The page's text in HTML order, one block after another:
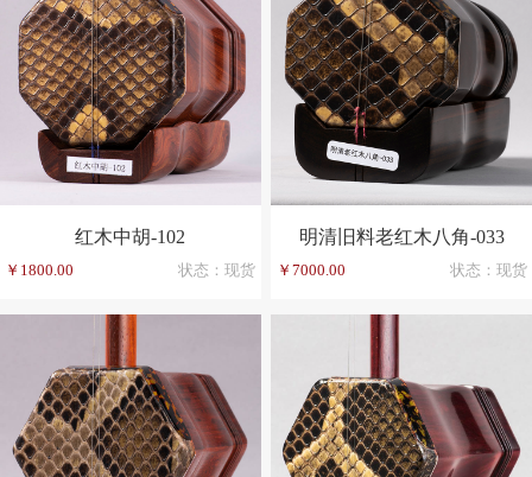
红木中胡-102
￥1800.00 状态：现货
明清旧料老红木八角-033
￥7000.00 状态：现货